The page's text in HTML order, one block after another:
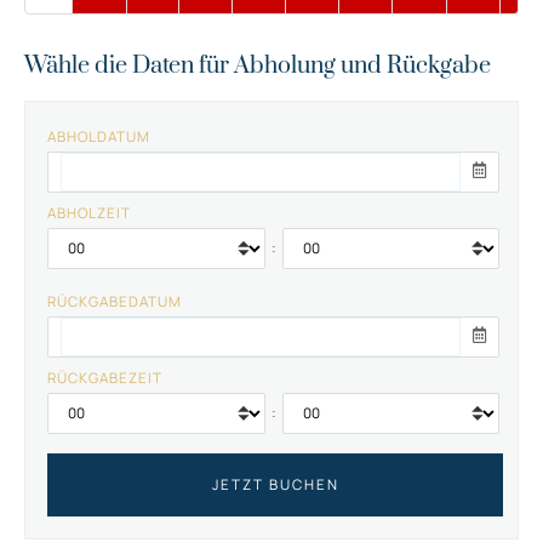
Wähle die Daten für Abholung und Rückgabe
ABHOLDATUM
ABHOLZEIT
:
RÜCKGABEDATUM
RÜCKGABEZEIT
: